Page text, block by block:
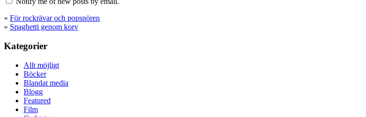
« För rockrävar och popsnören
» Spaghetti genom korv
Kategorier
Allt möjligt
Böcker
Blandat media
Blogg
Featured
Film